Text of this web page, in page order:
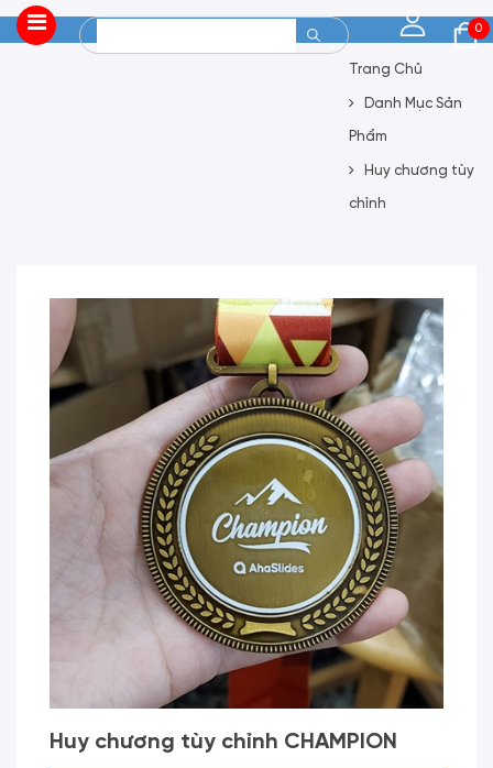
0
Trang Chủ
Danh Mục Sản
Phẩm
Huy chương tùy
chỉnh
Huy chương tùy chỉnh CHAMPION